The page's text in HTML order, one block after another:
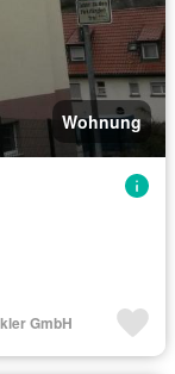
Wohnung
GmbH